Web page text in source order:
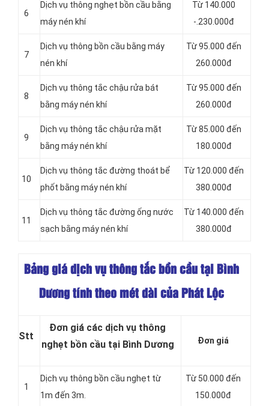
6
Dịch vụ thông nghẹt bồn cầu bằng
máy nén khí
Từ 140.000
-.230.000đ
7
Dịch vụ thông bồn cầu bằng máy
nén khí
Từ 95.000 đến
260.000đ
8
Dịch vụ thông tắc chậu rửa bát
bằng máy nén khí
Từ 95.000 đến
260.000đ
9
Dịch vụ thông tắc chậu rửa mặt
bằng máy nén khí
Từ 85.000 đến
180.000đ
10
Dịch vụ thông tắc đường thoát bể
phốt bằng máy nén khí
Từ 120.000 đến
380.000đ
11
Dịch vụ thông tắc đường ống nước
sạch bằng máy nén khí
Từ 140.000 đến
380.000đ
Bảng giá dịch vụ thông tắc bồn cầu tại Bình
Dương tính theo mét dài của Phát Lộc
Stt
Đơn giá các dịch vụ thông
nghẹt bồn cầu tại Bình Dương
Đơn giá
1
Dịch vụ thông bồn cầu nghẹt từ
1m đến 3m.
Từ 50.000 đến
150.000đ